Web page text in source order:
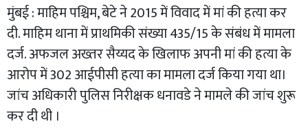
मुंबई : माहिम पश्चिम, बेटे ने 2015 में विवाद में मां की हत्या कर
दी. माहिम थाना में प्राथमिकी संख्या 435/15 के संबंध में मामला
दर्ज. अफजल अख्तर सैय्यद के खिलाफ अपनी मां की हत्या के
आरोप में 302 आईपीसी हत्या का मामला दर्ज किया गया था।
जांच अधिकारी पुलिस निरीक्षक धनावडे ने मामले की जांच शुरू
कर दी थी ।